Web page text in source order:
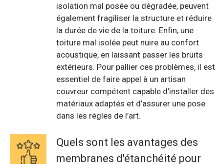
isolation mal posée ou dégradée, peuvent
également fragiliser la structure et réduire
la durée de vie de la toiture. Enfin, une
toiture mal isolée peut nuire au confort
acoustique, en laissant passer les bruits
extérieurs. Pour pallier ces problèmes, il est
essentiel de faire appel à un artisan
couvreur compétent capable d’installer des
matériaux adaptés et d’assurer une pose
dans les règles de l’art.
Quels sont les avantages des
membranes d'étanchéité pour